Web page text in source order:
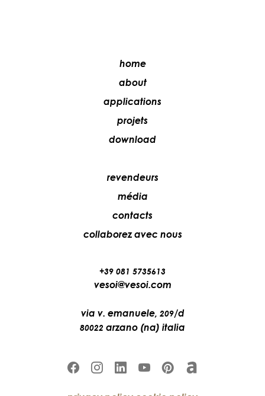
home
about
applications
projets
download
revendeurs
média
contacts
collaborez avec nous
+39 081 5735613
vesoi@vesoi.com
via v. emanuele, 209/d
80022 arzano (na) italia